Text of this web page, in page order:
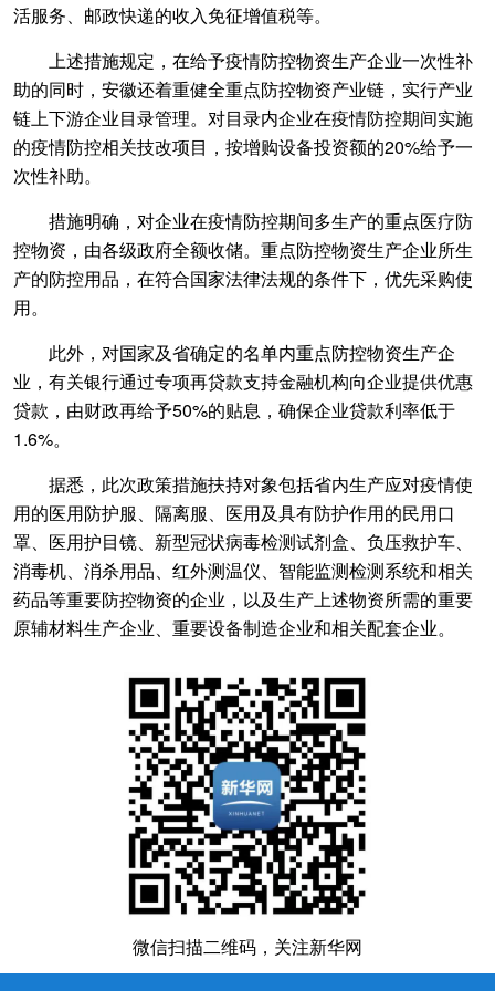
活服务、邮政快递的收入免征增值税等。
上述措施规定，在给予疫情防控物资生产企业一次性补
助的同时，安徽还着重健全重点防控物资产业链，实行产业
链上下游企业目录管理。对目录内企业在疫情防控期间实施
的疫情防控相关技改项目，按增购设备投资额的20%给予一
次性补助。
措施明确，对企业在疫情防控期间多生产的重点医疗防
控物资，由各级政府全额收储。重点防控物资生产企业所生
产的防控用品，在符合国家法律法规的条件下，优先采购使
用。
此外，对国家及省确定的名单内重点防控物资生产企
业，有关银行通过专项再贷款支持金融机构向企业提供优惠
贷款，由财政再给予50%的贴息，确保企业贷款利率低于
1.6%。
据悉，此次政策措施扶持对象包括省内生产应对疫情使
用的医用防护服、隔离服、医用及具有防护作用的民用口
罩、医用护目镜、新型冠状病毒检测试剂盒、负压救护车、
消毒机、消杀用品、红外测温仪、智能监测检测系统和相关
药品等重要防控物资的企业，以及生产上述物资所需的重要
原辅材料生产企业、重要设备制造企业和相关配套企业。
微信扫描二维码，关注新华网